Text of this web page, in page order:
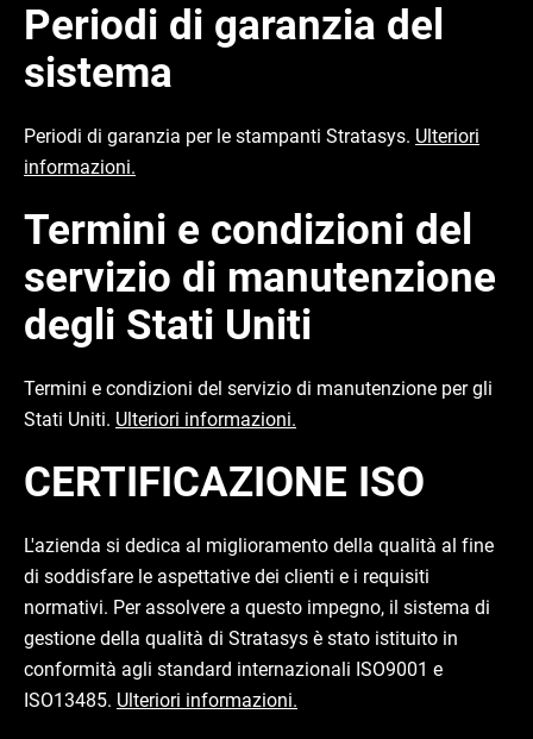
Periodi di garanzia del
sistema
Periodi di garanzia per le stampanti Stratasys. Ulteriori
informazioni.
Termini e condizioni del
servizio di manutenzione
degli Stati Uniti
Termini e condizioni del servizio di manutenzione per gli
Stati Uniti. Ulteriori informazioni.
CERTIFICAZIONE ISO
L'azienda si dedica al miglioramento della qualità al fine
di soddisfare le aspettative dei clienti e i requisiti
normativi. Per assolvere a questo impegno, il sistema di
gestione della qualità di Stratasys è stato istituito in
conformità agli standard internazionali ISO9001 e
ISO13485. Ulteriori informazioni.